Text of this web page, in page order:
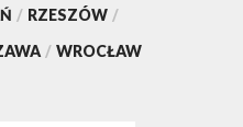
/ RZESZÓW /
/ WROCŁAW